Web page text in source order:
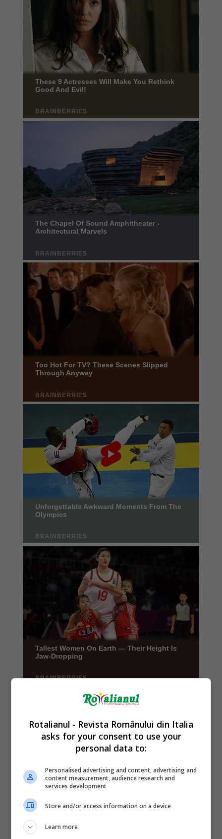
Rotalianul - Revista Românului din Italia
asks for your consent to use your
personal data to:
Personalised advertising and content, advertising and
content measurement, audience research and
services development
Store and/or access information on a device
Learn more